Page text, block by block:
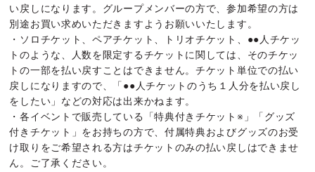
い戻しになります。グループメンバーの方で、参加希望の方は
別途お買い求めいただきますようお願いいたします。
・ソロチケット、ペアチケット、トリオチケット、●●人チケッ
トのような、人数を限定するチケットに関しては、そのチケッ
トの一部を払い戻すことはできません。チケット単位での払い
戻しになりますので、「●●人チケットのうち１人分を払い戻し
をしたい」などの対応は出来かねます。
・各イベントで販売している「特典付きチケット※」「グッズ
付きチケット」をお持ちの方で、付属特典およびグッズのお受
け取りをご希望される方はチケットのみの払い戻しはできませ
ん。ご了承ください。